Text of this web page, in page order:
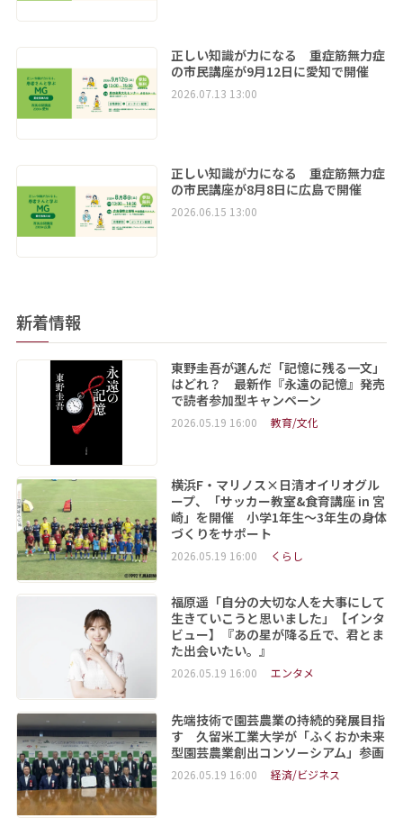
正しい知識が力になる 重症筋無力症
の市民講座が9月12日に愛知で開催
2026.07.13 13:00
正しい知識が力になる 重症筋無力症
の市民講座が8月8日に広島で開催
2026.06.15 13:00
新着情報
東野圭吾が選んだ「記憶に残る一文」
はどれ？ 最新作『永遠の記憶』発売
で読者参加型キャンペーン
2026.05.19 16:00 教育/文化
横浜F・マリノス×日清オイリオグル
ープ、「サッカー教室&食育講座 in 宮
崎」を開催 小学1年生～3年生の身体
づくりをサポート
2026.05.19 16:00 くらし
福原遥「自分の大切な人を大事にして
生きていこうと思いました」【インタ
ビュー】『あの星が降る丘で、君とま
た出会いたい。』
2026.05.19 16:00 エンタメ
先端技術で園芸農業の持続的発展目指
す 久留米工業大学が「ふくおか未来
型園芸農業創出コンソーシアム」参画
2026.05.19 16:00 経済/ビジネス